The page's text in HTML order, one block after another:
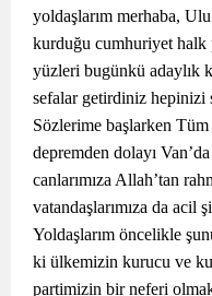
yoldaşlarım merhaba,
kurduğu cumhuriyet halk
yüzleri bugünkü adaylık
sefalar getirdiniz hepinizi
Sözlerime başlarken
depremden dolayı
canlarımıza Allah’tan
vatandaşlarımıza da acil
Yoldaşlarım öncelikle
ki ülkemizin kurucu ve
partimizin bir neferi